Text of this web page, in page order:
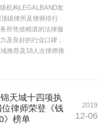
机构LEGALBAND发
级律所及律师排行
所凭借精湛的法律服
及良好的行业口碑，
推荐及18人次律师推
天城十四项执
律师荣登《钱
》榜单
2019
12-06